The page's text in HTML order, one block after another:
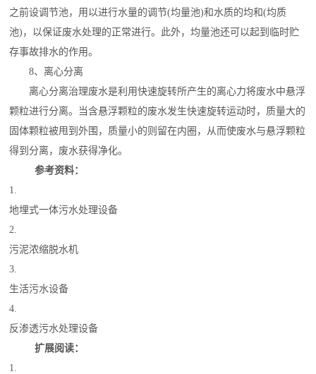
之前设调节池 ，用以进行水量的调节(均量池)和水质的均和(均质
池)，以保证废水处理的正常进行。此外，均量池还可以起到临时贮
存事故排水的作用。
8、离心分离
离心分离治理废水是利用快速旋转所产生的离心力将废水中悬浮
颗粒进行分离。当含悬浮颗粒的废水发生快速旋转运动时，质量大的
固体颗粒被甩到外围，质量小的则留在内圈，从而使废水与悬浮颗粒
得到分离，废水获得净化。
参考资料：
1.
地埋式一体污水处理设备
2.
污泥浓缩脱水机
3.
生活污水设备
4.
反渗透污水处理设备
扩展阅读：
1.